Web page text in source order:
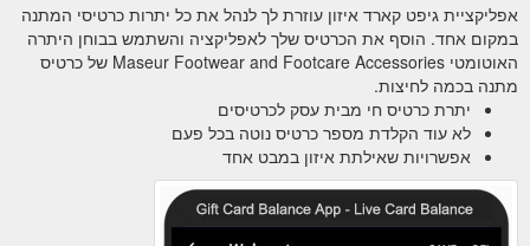
אפליקציית גיפט קארד איזון עוזרת לך לנהל את כל יתרות כרטיסי המתנה
במקום אחד. הוסף את הכרטיס שלך לאפליקציה והשתמש בבוחן היתרה
האוטומטי Maseur Footwear and Footcare Accessories של כרטיס
מתנה בכמה לחיצות.
יתרת כרטיס חי מבית עסק לכרטיסים
לא עוד הקלדת מספר כרטיס נוטה בכל פעם
אפשרויות שאילתת איזון במבט אחד